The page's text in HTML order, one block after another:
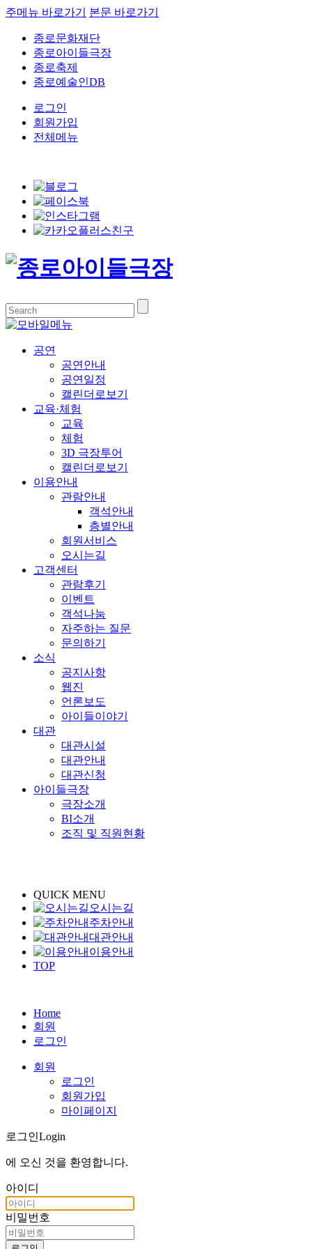
주메뉴 바로가기 본문 바로가기
종로문화재단
종로아이들극장
종로축제
종로예술인DB
로그인
회원가입
전체메뉴
공연
공연안내
공연일정
캘린더로보기
교육·체험
교육
체험
3D 극장투어
캘린더로보기
이용안내
관람안내
객석안내
층별안내
회원서비스
오시는길
고객센터
관람후기
이벤트
객석나눔
자주하는 질문
문의하기
소식
공지사항
웹진
언론보도
아이들이야기
대관
대관시설
대관안내
대관신청
아이들극장
극장소개
BI소개
조직 및 직원현황
QUICK MENU
오시는길
주차안내
대관안내
이용안내
TOP
Home
회원
로그인
회원
로그인
회원가입
마이페이지
로그인Login
에 오신 것을 환영합니다.
아이디
비밀번호